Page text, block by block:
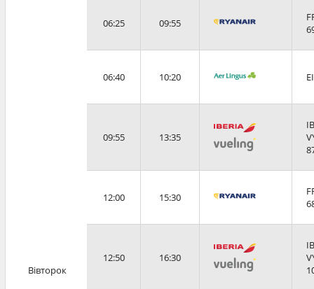
Вівторок
06:25 09:55
06:40 10:20
09:55 13:35
12:00 15:30
12:50 16:30